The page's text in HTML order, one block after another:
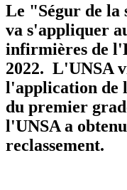
Le "Ségur de la
va s'appliquer
infirmières de
2022. L'UNSA
l'application de
du premier
l'UNSA a
reclassement.